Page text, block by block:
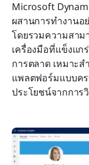
Microsoft
ผสานการทำงานอ
โดยรวมความสาม
เครื่องมือที่แข็งแก
การตลาด เหมาะ
แพลตฟอร์มแบบคร
ประโยชน์จากการ